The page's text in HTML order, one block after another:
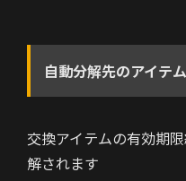
自動分解先のアイテム
交換アイテムの有効期
解されます